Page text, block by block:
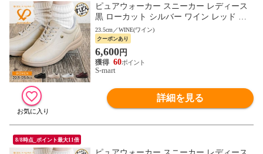
ピュアウォーカー スニーカー レディース
黒 ローカット シルバー ワイン レッド ベ
ージュ 白 ホワイト 1800 pure walker
23.5cm／WINE(ワイン)
クーポンあり
6,600円
60
S-mart
詳細を見る
8/8時点_ポイント最大11倍